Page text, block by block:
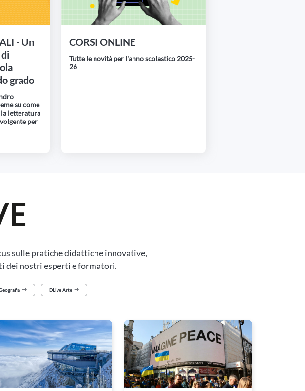
- Un
grado
su come
letteratura
per
CORSI ONLINE
Tutte le novità per l'anno scolastico 2025-
26
sulle pratiche didattiche innovative,
dei nostri esperti e formatori.
DLive Arte